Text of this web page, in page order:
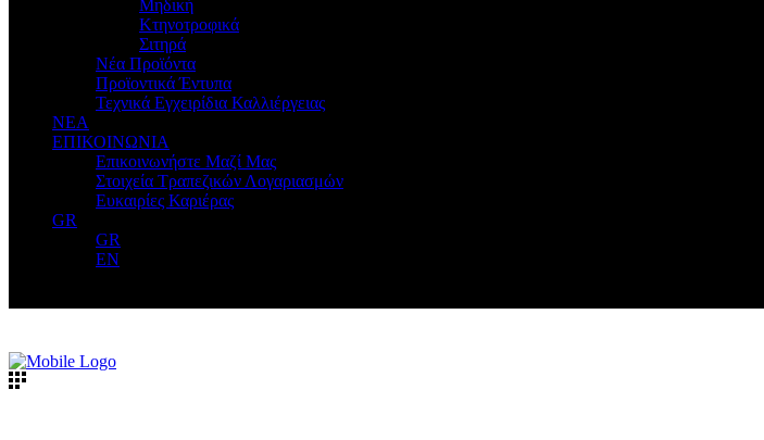
Μηδική
Κτηνοτροφικά
Σιτηρά
Νέα Προϊόντα
Προϊοντικά Έντυπα
Τεχνικά Εγχειρίδια Καλλιέργειας
ΝΕΑ
ΕΠΙΚΟΙΝΩΝΙΑ
Επικοινωνήστε Μαζί Μας
Στοιχεία Τραπεζικών Λογαριασμών
Ευκαιρίες Καριέρας
GR
GR
EN